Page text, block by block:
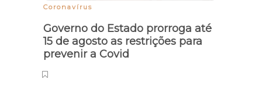
Coronavírus
Governo do Estado prorroga até
15 de agosto as restrições para
prevenir a Covid